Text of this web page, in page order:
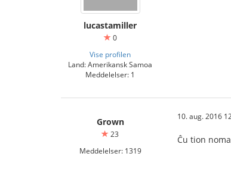
lucastamiller
0
Vise profilen
Land: Amerikansk Samoa
Meddelelser: 1
Grown
23
Meddelelser: 1319
10. aug. 2016
Ĉu tion